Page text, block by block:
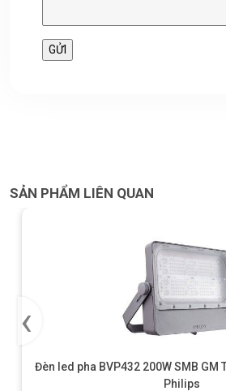
SẢN PHẨM LIÊN QUAN
Đèn led pha BVP432 200W SMB
Philips
‹